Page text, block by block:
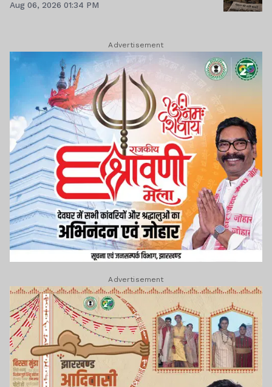
Aug 06, 2026 01:34 PM
Advertisement
Advertisement